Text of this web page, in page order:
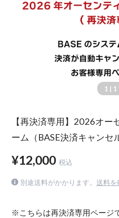
1 | 1
【再決済専用】2026オー
ーム（BASE決済キャンセ
¥12,000 税込
別途送料がかかります。 送料を
※こちらは再決済専用ページ